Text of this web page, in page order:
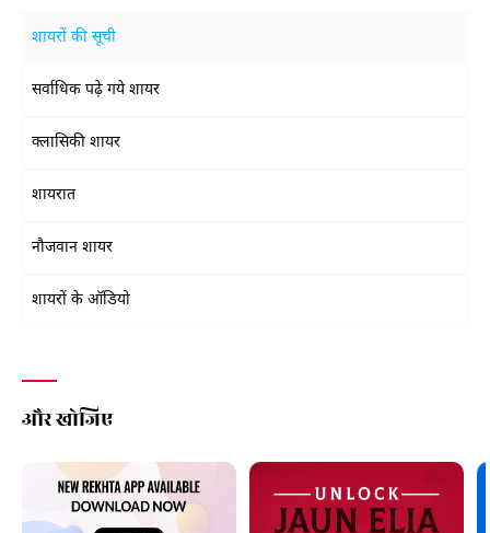
शायरों की सूची
सर्वाधिक पढ़े गये शायर
क्लासिकी शायर
शायरात
नौजवान शायर
शायरों के ऑडियो
और खोजिए